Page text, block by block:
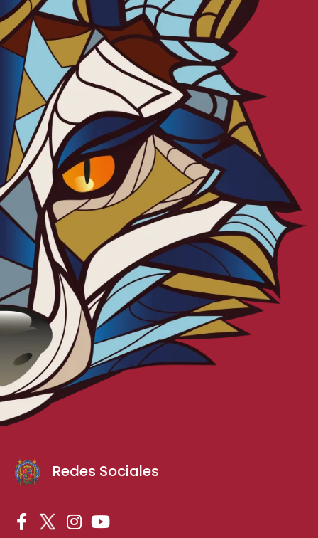
Redes Sociales